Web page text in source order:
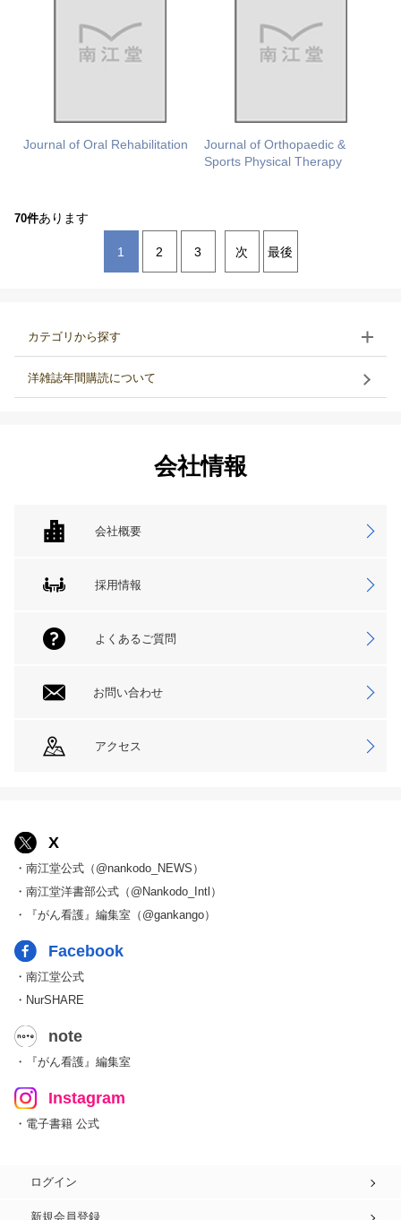
Journal of Oral Rehabilitation
Journal of Orthopaedic &
Sports Physical Therapy
70件あります
1 2 3 次 最後
カテゴリから探す
洋雑誌年間購読について
会社情報
会社概要
採用情報
よくあるご質問
お問い合わせ
アクセス
X
・南江堂公式（@nankodo_NEWS）
・南江堂洋書部公式（@Nankodo_Intl）
・『がん看護』編集室（@gankango）
Facebook
・南江堂公式
・NurSHARE
note
・『がん看護』編集室
Instagram
・電子書籍 公式
ログイン
新規会員登録